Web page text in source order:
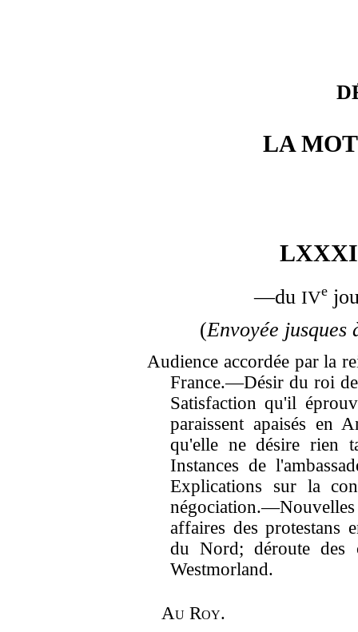
LA
LXXXI
—du IVe
(Envoyée
Audience accordée par la
France.—Désir du roi
Satisfaction qu'il
paraissent apaisés en
qu'elle ne désire rien
Instances de
Explications sur la
affaires des protestans
du Nord; déroute des
Westmorland.
Au Roy.